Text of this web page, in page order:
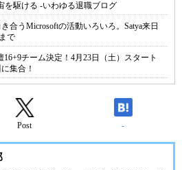
駆ける -いわゆる退職ブログ
合うMicrosoftの活動いろいろ。Satya来日
で
16+9チーム決定！4月23日（土）スタート
集合！
Post -